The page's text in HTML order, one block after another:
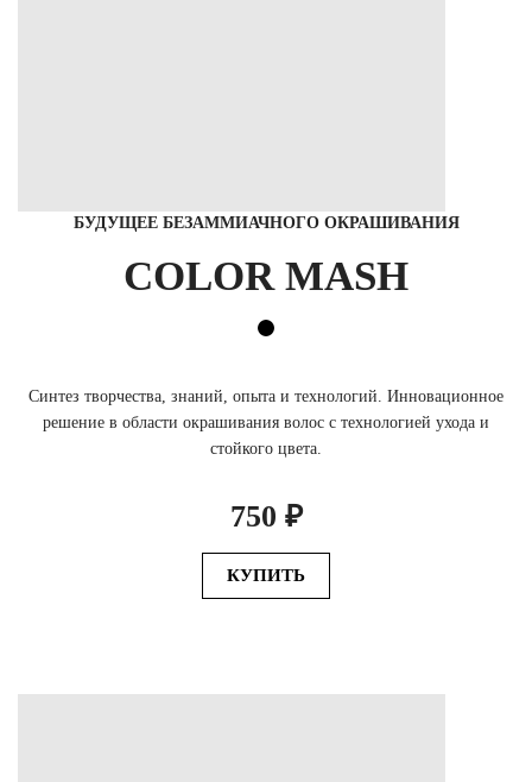
БУДУЩЕЕ БЕЗАММИАЧНОГО ОКРАШИВАНИЯ
COLOR MASH
Cинтез творчества, знаний, опыта и технологий. Инновационное
решение в области окрашивания волос с технологией ухода и
стойкого цвета.
750 ₽
КУПИТЬ